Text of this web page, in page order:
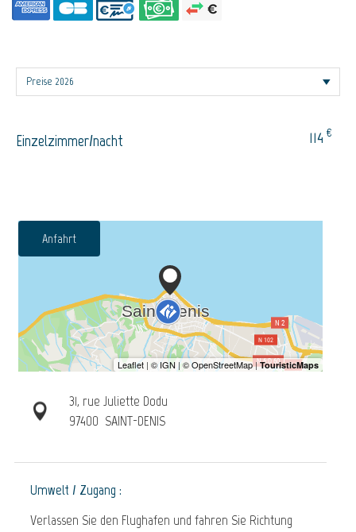
Einzelzimmer/nacht 114 €
Anfahrt
31, rue Juliette Dodu
97400 SAINT-DENIS
Umwelt / Zugang :
Verlassen Sie den Flughafen und fahren Sie Richtung